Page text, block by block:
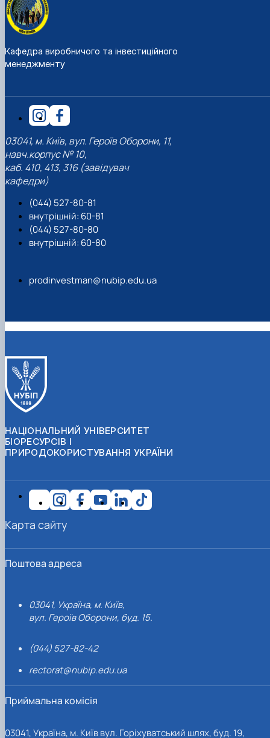
Кафедра виробничого та інвестиційного
менеджменту
03041, м. Київ, вул. Героїв Оборони, 11,
навч.корпус № 10,
каб. 410, 413, 316 (завідувач
кафедри)
(044) 527-80-81
внутрішній: 60-81
(044) 527-80-80
внутрішній: 60-80
prodinvestman@nubip.edu.ua
НАЦІОНАЛЬНИЙ УНІВЕРСИТЕТ
БІОРЕСУРСІВ І
ПРИРОДОКОРИСТУВАННЯ УКРАЇНИ
Поштова адреса
03041, Україна, м. Київ,
вул. Героїв Оборони, буд. 15.
(044) 527-82-42
rectorat@nubip.edu.ua
Приймальна комісія
03041, Україна, м. Київ вул. Горіхуватський шлях, буд. 19,
Карта сайту